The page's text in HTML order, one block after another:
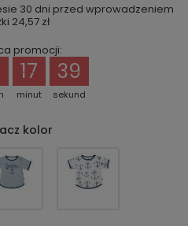
30 dni przed wprowadzeniem
24,57 zł
promocji:
minut
17
sekund
39
kolor